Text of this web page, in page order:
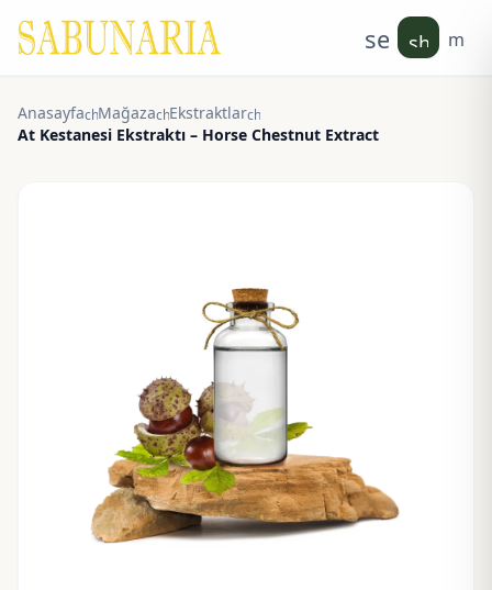
search
Anasayfachevron_right
Mağazachevron_right
Ekstraktlarchevron_right
At Kestanesi Ekstraktı – Horse Chestnut Extract